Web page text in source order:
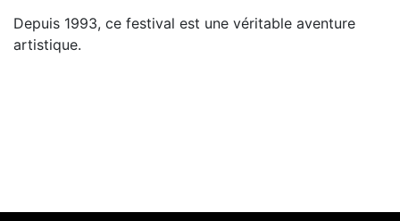
Depuis 1993, ce festival est une véritable aventure
artistique.